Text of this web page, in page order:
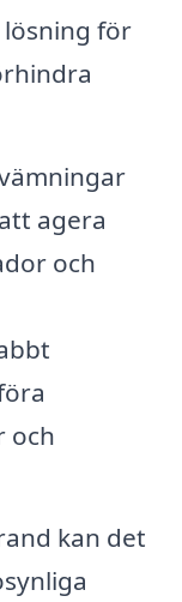
för
agera
och
och
kan det